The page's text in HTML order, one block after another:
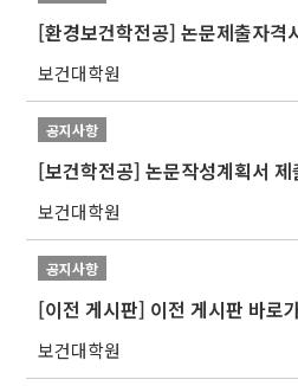
[환경보건학전공] 논문제출자격
보건대학원
공지사항
[보건학전공] 논문작성계획서
보건대학원
공지사항
[이전 게시판] 이전 게시판 바로
보건대학원